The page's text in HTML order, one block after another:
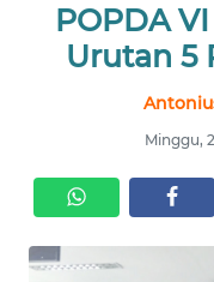
POPDA
Urutan 5
Minggu,
UTAMA
SERBA-
SERBI